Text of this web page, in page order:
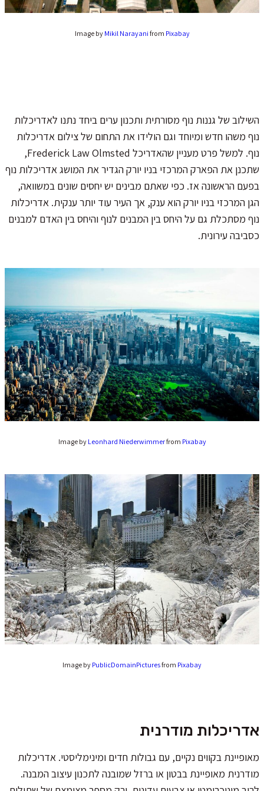
Image by Mikil Narayani from Pixabay
השילוב של גננות נוף מסורתית ותכנון ערים ביחד נתנו לאדריכלות
נוף משהו חדש ומיוחד וגם הולידו את התחום של צילום אדריכלות
נוף. למשל פרט מעניין שהאדריכל Frederick Law Olmsted,
שתכנן את הפארק המרכזי בניו יורק הגדיר את המושג אדריכלות נוף
בפעם הראשונה אז. כפי שאתם מבינים יש יחסים שונים במשוואה,
הגן המרכזי בניו יורק הוא ענק, אך העיר עוד יותר ענקית. אדריכלות
נוף מסתכלת גם על היחס בין המבנים לנוף והיחס בין האדם למבנים
כסביבה עירונית.
Image by Leonhard Niederwimmerfrom Pixabay
Image by PublicDomainPicturesfrom Pixabay
אדריכלות מודרנית
מאופיינת בקווים נקיים, עם גבולות חדים ומינימליסטי. אדריכלות
מודרנית מאופיינת בבטון או ברזל שמובנה לתכנון עיצוב המבנה.